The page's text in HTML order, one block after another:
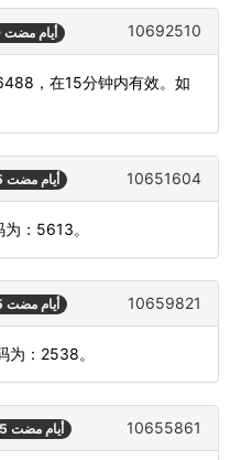
229 أيام مضت 10692510
，在15分钟内有效。如
245 أيام مضت 10651604
：5613。
245 أيام مضت 10659821
为：2538。
245 أيام مضت 10655861